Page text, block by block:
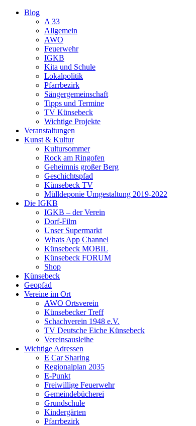
Blog
A 33
Allgemein
AWO
Feuerwehr
IGKB
Kita und Schule
Lokalpolitik
Pfarrbezirk
Sängergemeinschaft
Tipps und Termine
TV Künsebeck
Wichtige Projekte
Veranstaltungen
Kunst & Kultur
Kultursommer
Rock am Ringofen
Geheimnis großer Berg
Geschichtspfad
Künsebeck TV
Mülldeponie Umgestaltung 2019-2022
Die IGKB
IGKB – der Verein
Dorf-Film
Unser Supermarkt
Whats App Channel
Künsebeck MOBIL
Künsebeck FORUM
Shop
Künsebeck
Geopfad
Vereine im Ort
AWO Ortsverein
Künsebecker Treff
Schachverein 1948 e.V.
TV Deutsche Eiche Künsebeck
Vereinsausleihe
Wichtige Adressen
E Car Sharing
Regionalplan 2035
E-Punkt
Freiwillige Feuerwehr
Gemeindebücherei
Grundschule
Kindergärten
Pfarrbezirk